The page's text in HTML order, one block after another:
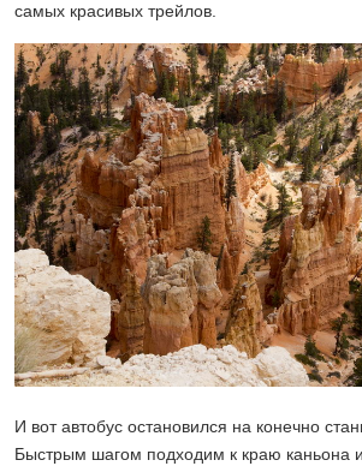
самых красивых трейлов.
И вот автобус остановился на конечно
Быстрым шагом подходим к краю каньона